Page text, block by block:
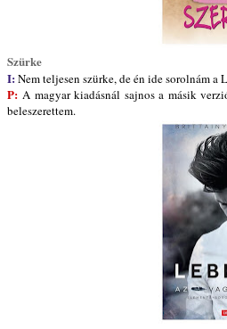
Szürke
I: Nem teljesen szürke, de én ide sorolnám a
P: A magyar kiadásnál sajnos a másik
beleszerettem.